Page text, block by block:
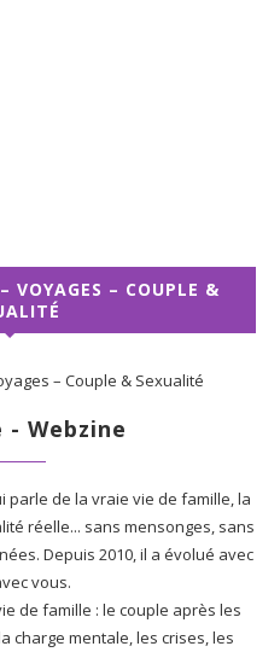
VOYAGES – COUPLE &
- Webzine
parle de la vraie vie de famille, la
réelle... sans mensonges, sans
Depuis 2010, il a évolué avec
vous.
de famille : le couple après les
charge mentale, les crises, les